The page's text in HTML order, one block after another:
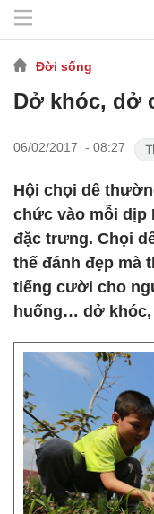
Đời sống
Dở khóc, dở
06/02/2017 - 08:27
Hội chọi dê
chức vào mỗi dịp
đặc trưng. Chọi
thế đánh đẹp mà
tiếng cười cho
huống… dở